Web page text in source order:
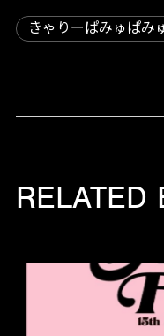
きゃりーぱみゅぱみ
RELATED